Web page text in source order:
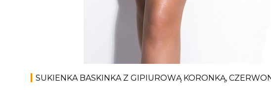
SUKIENKA BASKINKA Z GIPIUROWĄ KORONKĄ,